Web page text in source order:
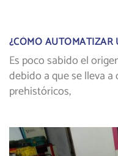
¿CÓMO
Es poco sabido el
debido a que se lleva
prehistóricos,